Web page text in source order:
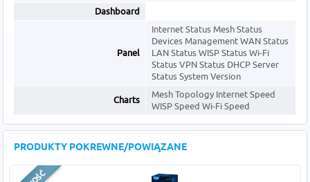
Dashboard
Panel
Internet Status Mesh Status
Devices Management WAN Status
LAN Status WISP Status Wi-Fi
Status VPN Status DHCP Server
Status System Version
Charts
Mesh Topology Internet Speed
WISP Speed Wi-Fi Speed
PRODUKTY POKREWNE/POWIĄZANE